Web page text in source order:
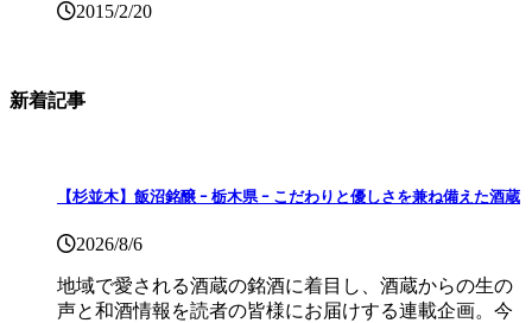
2015/2/20
新着記事
【杉並木】飯沼銘醸 ｰ 栃木県 ｰ こだわりと優しさを兼ね備えた酒蔵
2026/8/6
地域で愛される酒蔵の銘酒に着目し、酒蔵からの生の
声と和酒情報を読者の皆様にお届けする連載企画。今